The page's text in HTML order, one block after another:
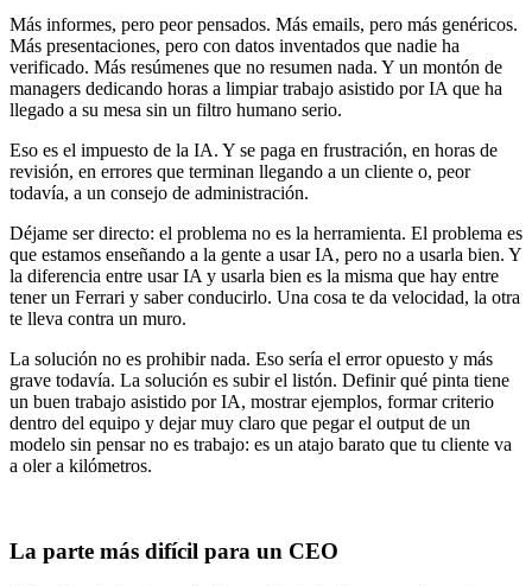
Más informes, pero peor pensados. Más emails, pero más genéricos.
Más presentaciones, pero con datos inventados que nadie ha
verificado. Más resúmenes que no resumen nada. Y un montón de
managers dedicando horas a limpiar trabajo asistido por IA que ha
llegado a su mesa sin un filtro humano serio.
Eso es el impuesto de la IA. Y se paga en frustración, en horas de
revisión, en errores que terminan llegando a un cliente o, peor
todavía, a un consejo de administración.
Déjame ser directo: el problema no es la herramienta. El problema es
que estamos enseñando a la gente a usar IA, pero no a usarla bien. Y
la diferencia entre usar IA y usarla bien es la misma que hay entre
tener un Ferrari y saber conducirlo. Una cosa te da velocidad, la otra
te lleva contra un muro.
La solución no es prohibir nada. Eso sería el error opuesto y más
grave todavía. La solución es subir el listón. Definir qué pinta tiene
un buen trabajo asistido por IA, mostrar ejemplos, formar criterio
dentro del equipo y dejar muy claro que pegar el output de un
modelo sin pensar no es trabajo: es un atajo barato que tu cliente va
a oler a kilómetros.
La parte más difícil para un CEO